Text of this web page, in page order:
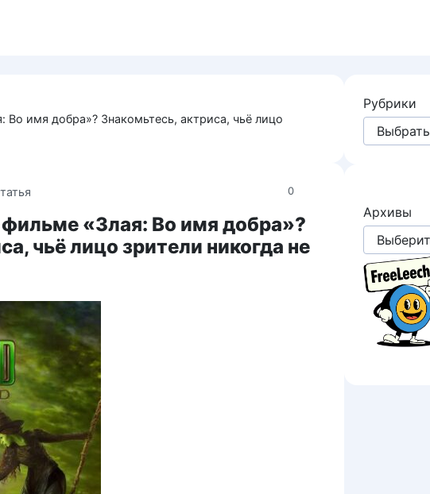
Во имя добра»? Знакомьтесь, актриса, чьё лицо
0
«Злая: Во имя добра»?
чьё лицо зрители никогда не
Рубрики
Архивы